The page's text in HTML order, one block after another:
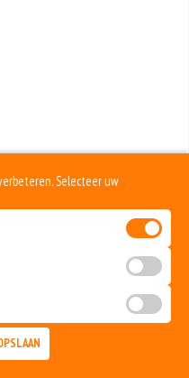
Selecteer uw